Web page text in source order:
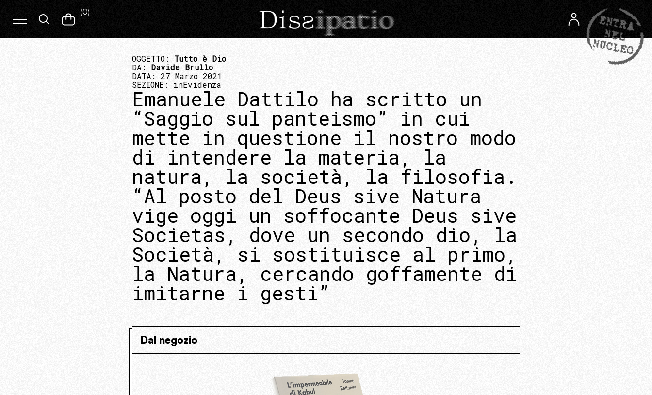
(0)
OGGETTO: Tutto è Dio
DA: Davide Brullo
DATA: 27 Marzo 2021
SEZIONE: inEvidenza
Emanuele Dattilo ha scritto un
“Saggio sul panteismo” in cui
mette in questione il nostro modo
di intendere la materia, la
natura, la società, la filosofia.
“Al posto del Deus sive Natura
vige oggi un soffocante Deus sive
Societas, dove un secondo dio, la
Società, si sostituisce al primo,
la Natura, cercando goffamente di
imitarne i gesti”
Dal negozio